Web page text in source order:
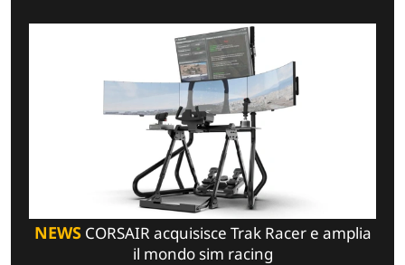
NEWSCORSAIR acquisisce Trak Racer e amplia
il mondo sim racing